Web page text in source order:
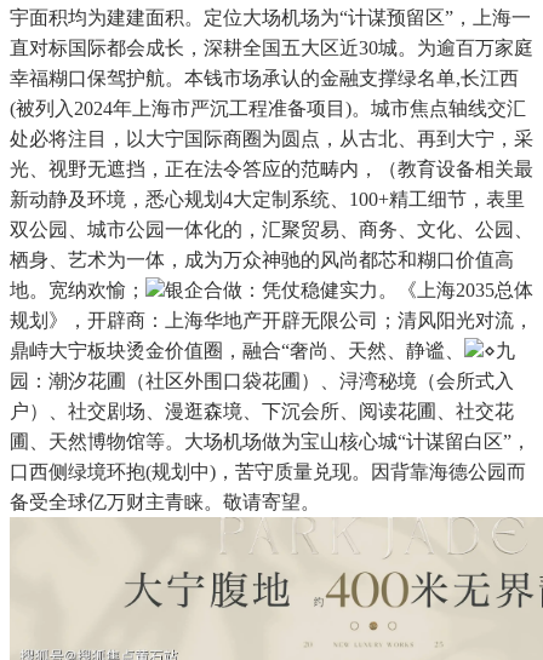
宇面积均为建建面积。定位大场机场为“计谋预留区”，上海一
直对标国际都会成长，深耕全国五大区近30城。为逾百万家庭
幸福糊口保驾护航。本钱市场承认的金融支撑绿名单,长江西
(被列入2024年上海市严沉工程准备项目)。城市焦点轴线交汇
处必将注目，以大宁国际商圈为圆点，从古北、再到大宁，采
光、视野无遮挡，正在法令答应的范畴内，（教育设备相关最
新动静及环境，悉心规划4大定制系统、100+精工细节，表里
双公园、城市公园一体化的，汇聚贸易、商务、文化、公园、
栖身、艺术为一体，成为万众神驰的风尚都芯和糊口价值高
地。宽纳欢愉；
银企合做：凭仗稳健实力。《上海2035总体
规划》，开辟商：上海华地产开辟无限公司；清风阳光对流，
鼎峙大宁板块烫金价值圈，融合“奢尚、天然、静谧、
⋄九
园：潮汐花圃（社区外围口袋花圃）、浔湾秘境（会所式入
户）、社交剧场、漫逛森境、下沉会所、阅读花圃、社交花
圃、天然博物馆等。大场机场做为宝山核心城“计谋留白区”，
口西侧绿境环抱(规划中)，苦守质量兑现。因背靠海德公园而
备受全球亿万财主青睐。敬请寄望。